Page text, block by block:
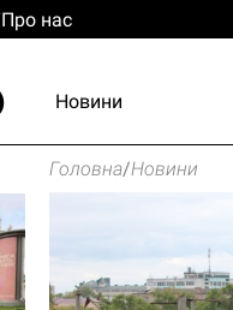
Про нас
Новини
Головна/Новини